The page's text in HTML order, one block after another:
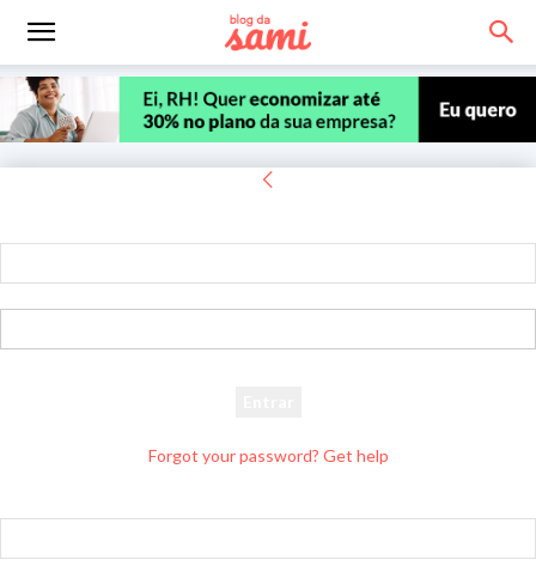
Forgot your password? Get help